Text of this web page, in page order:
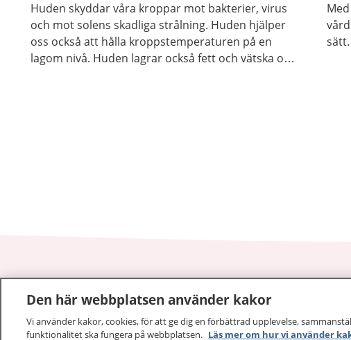
Huden skyddar våra kroppar mot bakterier, virus
och mot solens skadliga strålning. Huden hjälper
oss också att hålla kroppstemperaturen på en
lagom nivå. Huden lagrar också fett och vätska och
1177–tryggt om din hälsa och vård
På 1177.se får du råd om hälsa och information om
Den här webbplatsen använder kakor
Vi använder kakor, cookies, för att ge dig en förbättrad upplevelse,
funktionalitet ska fungera på webbplatsen. Läs mer om hur vi använder